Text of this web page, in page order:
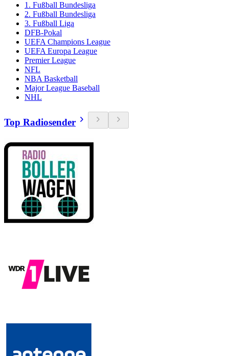
1. Fußball Bundesliga
2. Fußball Bundesliga
3. Fußball Liga
DFB-Pokal
UEFA Champions League
UEFA Europa League
Premier League
NFL
NBA Basketball
Major League Baseball
NHL
Top Radiosender